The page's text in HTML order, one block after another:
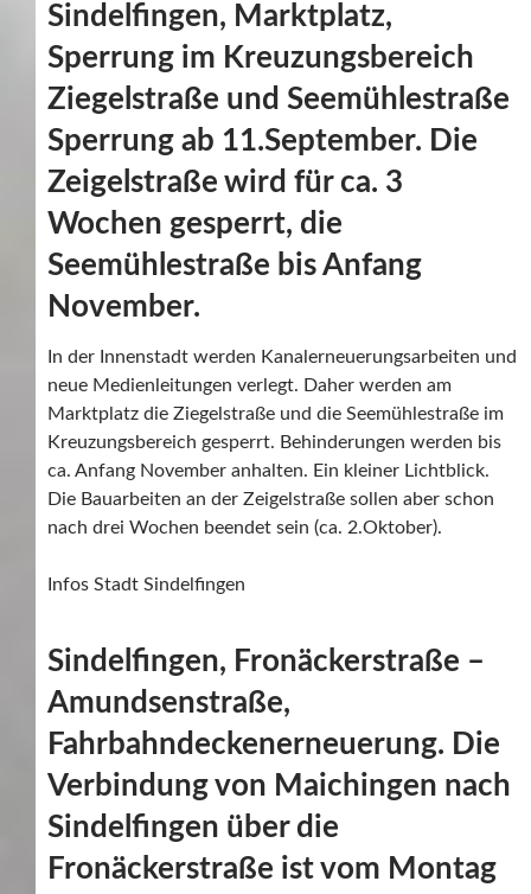
Sindelfingen, Marktplatz,
Sperrung im Kreuzungsbereich
Ziegelstraße und Seemühlestraße
Sperrung ab 11.September. Die
Zeigelstraße wird für ca. 3
Wochen gesperrt, die
Seemühlestraße bis Anfang
November.
In der Innenstadt werden Kanalerneuerungsarbeiten und
neue Medienleitungen verlegt. Daher werden am
Marktplatz die Ziegelstraße und die Seemühlestraße im
Kreuzungsbereich gesperrt. Behinderungen werden bis
ca. Anfang November anhalten. Ein kleiner Lichtblick.
Die Bauarbeiten an der Zeigelstraße sollen aber schon
nach drei Wochen beendet sein (ca. 2.Oktober).
Infos Stadt Sindelfingen
Sindelfingen, Fronäckerstraße –
Amundsenstraße,
Fahrbahndeckenerneuerung. Die
Verbindung von Maichingen nach
Sindelfingen über die
Fronäckerstraße ist vom Montag